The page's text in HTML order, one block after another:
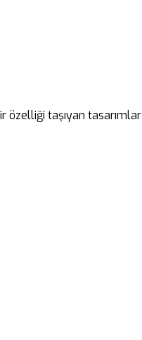
özelliği taşıyan tasarımlar